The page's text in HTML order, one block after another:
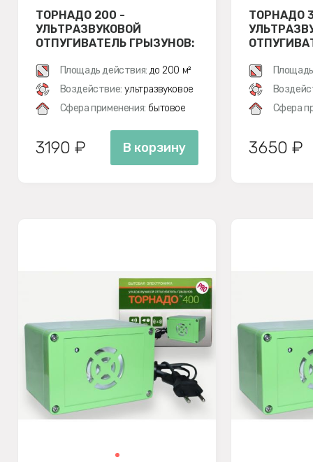
ТОРНАДО 200 -
УЛЬТРАЗВУКОВОЙ
ОТПУГИВАТЕЛЬ ГРЫЗУНОВ:
Площадь действия: до 200 м²
Воздействие: ультразвуковое
Сфера применения: бытовое
3190 ₽ В корзину
ТОРНАДО
Сфера
3650 ₽